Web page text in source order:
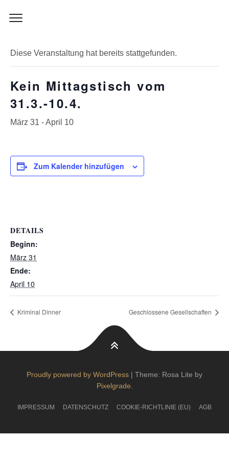
Diese Veranstaltung hat bereits stattgefunden.
Kein Mittagstisch vom
31.3.-10.4.
März 31 -April 10
Zum Kalender hinzufügen
DETAILS
Beginn:
März 31
Ende:
April 10
Kriminal Dinner Geschlossene Gesellschaften
Proudly powered by WordPress | Theme: Rosa Lite by
Pixelgrade
IMPRESSUM DATENSCHUTZ COOKIE-RICHTLINIE (EU) AGB